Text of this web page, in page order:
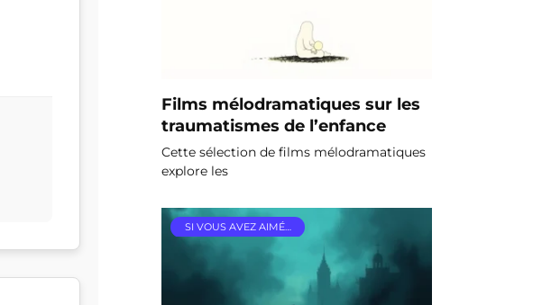
Films mélodramatiques sur les
traumatismes de l’enfance
Cette sélection de films mélodramatiques
explore les
SI VOUS AVEZ AIMÉ…